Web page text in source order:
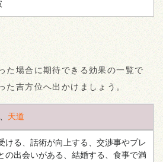
た場合に期待できる効果の一覧で
た吉方位へ出かけましょう。
天道
ける、話術が向上する、交渉事やプレ
の出会いがある、結婚する、食事で満